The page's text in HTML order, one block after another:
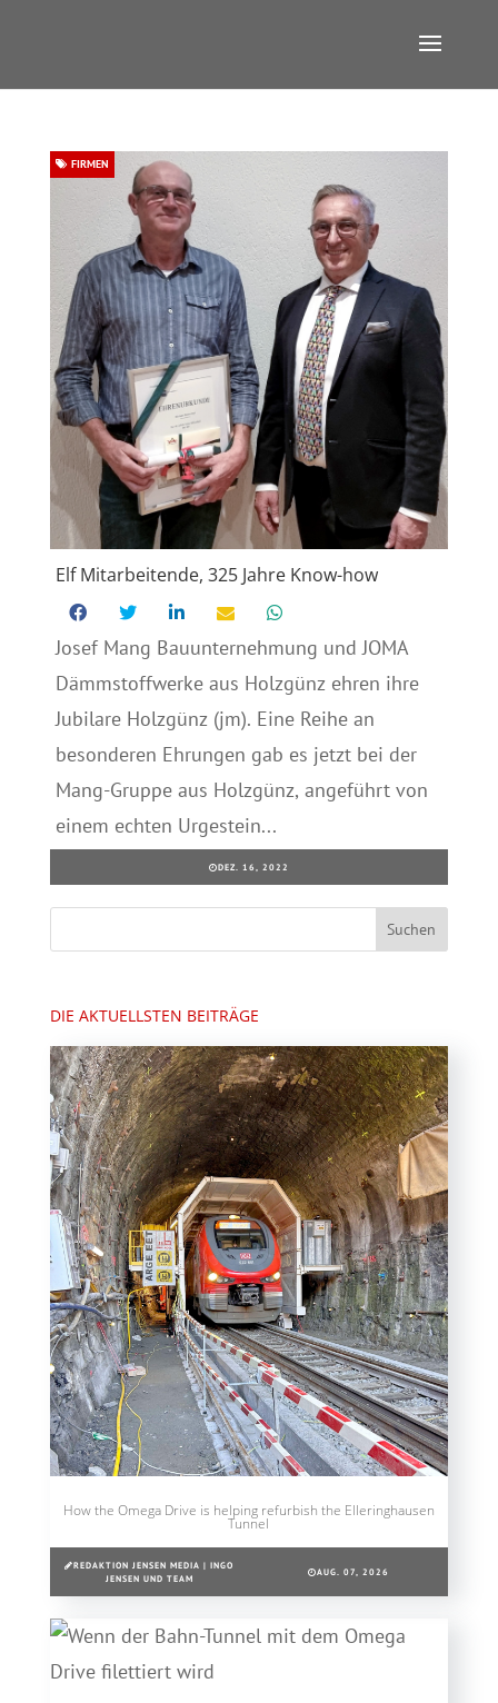
Elf Mitarbeitende, 325 Jahre Know-how
FIRMEN
Josef Mang Bauunternehmung und JOMA
Dämmstoffwerke aus Holzgünz ehren ihre
Jubilare Holzgünz (jm). Eine Reihe an
besonderen Ehrungen gab es jetzt bei der
Mang-Gruppe aus Holzgünz, angeführt von
einem echten Urgestein...
DEZ. 16, 2022
DIE AKTUELLSTEN BEITRÄGE
How the Omega Drive is helping refurbish the Elleringhausen
Tunnel
REDAKTION JENSEN MEDIA | INGO
JENSEN UND TEAM
AUG. 07, 2026